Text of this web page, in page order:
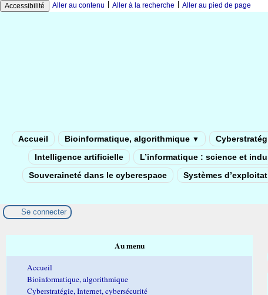
Accessibilité Aller au contenu Aller à la recherche Aller au pied de page
Accueil Bioinformatique, algorithmique ▼
Intelligence artificielle
L’informatique : science et
Souveraineté dans le cyberespace
Systèmes
Se connecter
Au menu
Accueil
Bioinformatique, algorithmique
Cyberstratégie, Internet, cybersécurité